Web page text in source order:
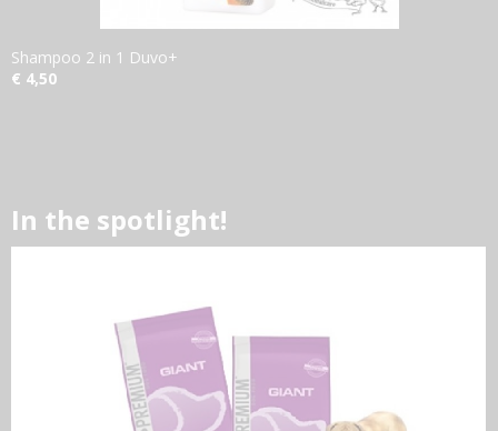
Shampoo 2 in 1 Duvo+
€ 4,50
In the spotlight!